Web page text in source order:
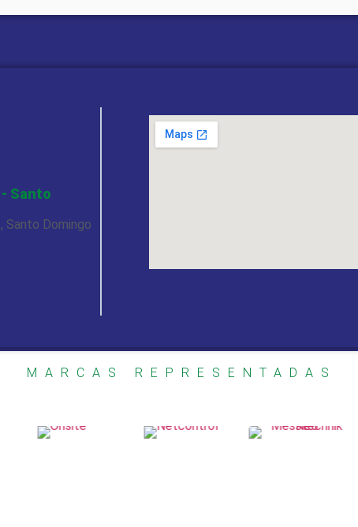
Santo
Santo Domingo
MARCAS REPRESENTADAS